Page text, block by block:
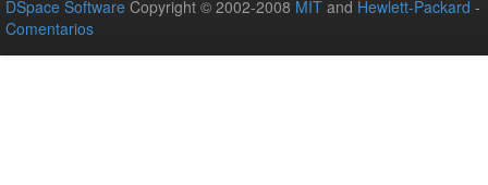
DSpace Software Copyright © 2002-2008 MIT and Hewlett-Packard -
Comentarios